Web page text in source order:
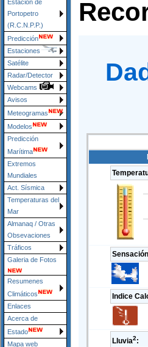
Estación de
Portopetro
(R.C.N.P.P.)
Predicción
Estaciones
Satélite
Radar/Detector
Webcams
Avisos
Meteogramas
Modelos
Predicción
Marítima
Extremos
Mundiales
Act. Sísmica
Temperaturas del
Mar
Almanaq / Otras
Obsevaciones
Tráficos
Galeria de Fotos
Resumenes
Climáticos
Enlaces
Acerca de
Estado
Mapa web
Indice
Lluvia2: